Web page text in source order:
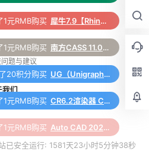
工单
题与建议
我们
支持与合作
已安全运行: 1581天23小时5分钟38秒
1元RMB购买 犀牛7.9【Rhino7.9破解版】中文破解版下载和安装教程
1元RMB购买 南方CASS 11.0 软件安装包下载和安装教程
20积分购买 UG（Unigraphics NX）12.0 安装包下载及安装教程
1元RMB购买 CR6.2渲染器 Corona 6.2 for 3ds Max（2014-2022）中/英文版下载和安装教程
1元RMB购买 Auto CAD 2024 中文64位破解版+安装教程+Win8/10/11版下载